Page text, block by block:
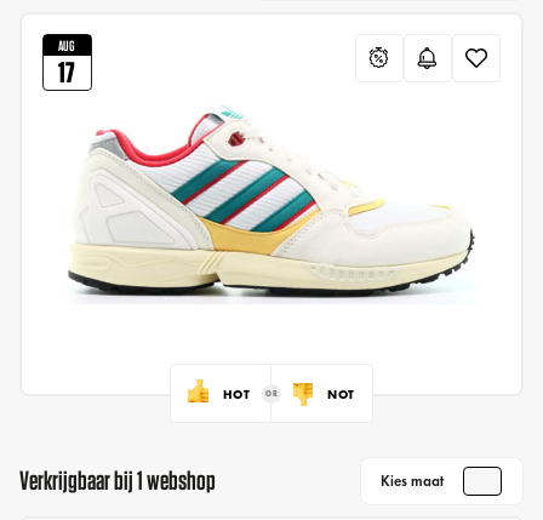
AUG
17
HOT NOT
Verkrijgbaar bij 1 webshop Kies maat